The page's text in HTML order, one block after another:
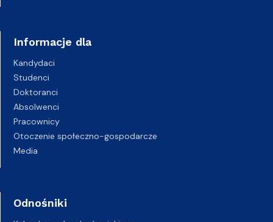
Informacje dla
Kandydaci
Studenci
Doktoranci
Absolwenci
Pracownicy
Otoczenie społeczno-gospodarcze
Media
Odnośniki